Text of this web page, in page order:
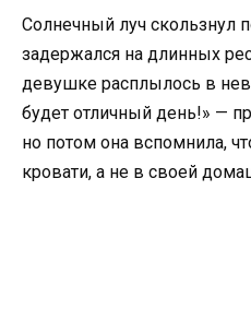
Солнечный луч скользнул
задержался на длинных
девушке расплылось в
будет отличный день!» —
но потом она вспомнила,
кровати, а не в своей